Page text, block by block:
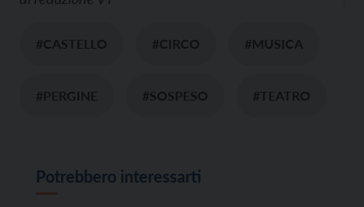
#CASTELLO #CIRCO #MUSICA
#PERGINE #SOSPESO #TEATRO
Potrebbero interessarti